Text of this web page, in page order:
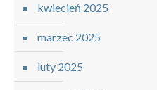
kwiecień 2025
marzec 2025
luty 2025